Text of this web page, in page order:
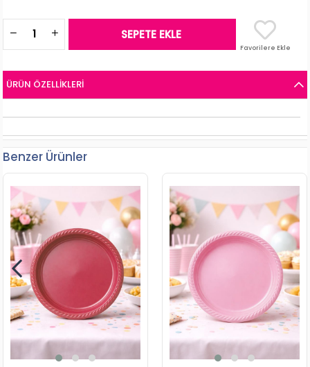
Favorilere Ekle
ÜRÜN ÖZELLIKLERI
Benzer Ürünler